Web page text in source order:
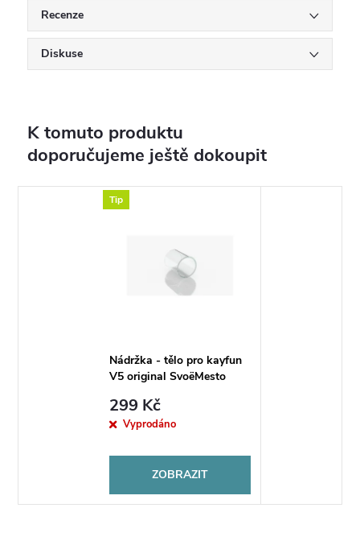
Recenze
Diskuse
K tomuto produktu
doporučujeme ještě dokoupit
Tip
Nádržka - tělo pro kayfun
V5 original SvoëMesto
299 Kč
Vyprodáno
ZOBRAZIT